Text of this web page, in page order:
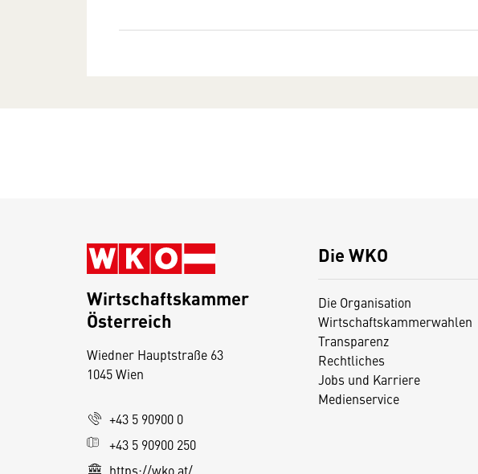
Die WKO
Die Organisation
Wirtschaftskammerwahlen
Transparenz
Rechtliches
Jobs und Karriere
Medienservice
Wirtschaftskammer
Österreich
Wiedner Hauptstraße 63
1045 Wien
+43 5 90900 0
+43 5 90900 250
https://wko.at/